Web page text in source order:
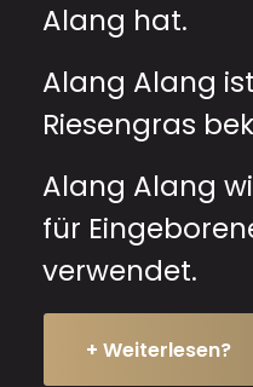
Alang hat.
Alang Alang
Riesengras
Alang Alang
für
verwendet.
+ Weiterlesen?